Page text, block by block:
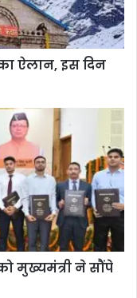
ऐलान, इस दिन
मुख्यमंत्री ने सौंपे